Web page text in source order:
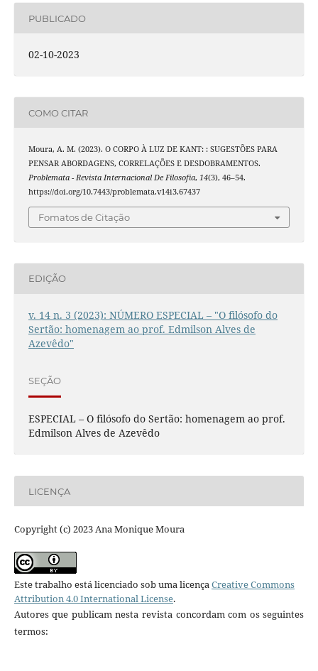
PUBLICADO
02-10-2023
COMO CITAR
Moura, A. M. (2023). O CORPO À LUZ DE KANT: : SUGESTÕES PARA
PENSAR ABORDAGENS, CORRELAÇÕES E DESDOBRAMENTOS.
Problemata - Revista Internacional De Filosofia, 14(3), 46–54.
https://doi.org/10.7443/problemata.v14i3.67437
Fomatos de Citação
EDIÇÃO
v. 14 n. 3 (2023): NÚMERO ESPECIAL – "O filósofo do
Sertão: homenagem ao prof. Edmilson Alves de
Azevêdo"
SEÇÃO
ESPECIAL – O filósofo do Sertão: homenagem ao prof.
Edmilson Alves de Azevêdo
LICENÇA
Copyright (c) 2023 Ana Monique Moura
Este trabalho está licenciado sob uma licençaCreative Commons
Attribution 4.0 International License.
Autores que publicam nesta revista concordam com os seguintes
termos: